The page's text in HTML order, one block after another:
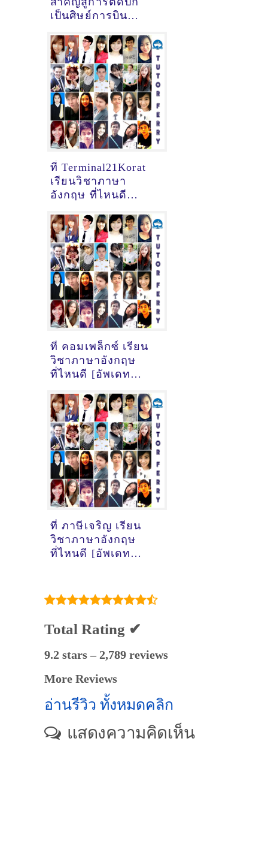
เป็นศิษย์การบิน
ที่ Terminal21Korat
เรียนวิชาภาษา
อังกฤษ ที่ไหนดี
ภาษาอังกฤษ
เมื่อ2/11/2024,
17:47:17]
ที่ คอมเพล็กซ์ เรียน
วิชาภาษาอังกฤษ
ที่ไหนดี [อัพเดท
อังกฤษ
เมื่อ2/11/2024,
17:43:28]
ที่ ภาษีเจริญ เรียน
วิชาภาษาอังกฤษ
ที่ไหนดี [อัพเดท
เมื่อ2/11/2024,
12:06:31]
Total Rating ✔
9.2 stars – 2,789 reviews
More Reviews
อ่านรีวิว ทั้งหมดคลิก
แสดงความคิดเห็น